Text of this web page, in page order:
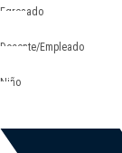
Egresado
Docente/Empleado
Niño